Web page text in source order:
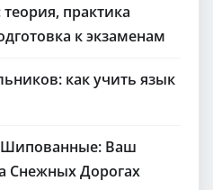
практика
к экзаменам
как учить язык
Ваш
Снежных Дорогах